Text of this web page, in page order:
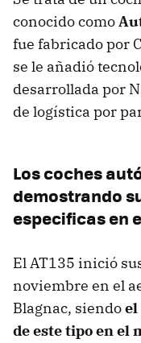
conocido como
fue fabricado por
se le añadió
desarrollada por
de logística por
Los coches
demostrando
especificas en
El AT135 inició
noviembre en el
Blagnac, siendoel
de este tipo en el